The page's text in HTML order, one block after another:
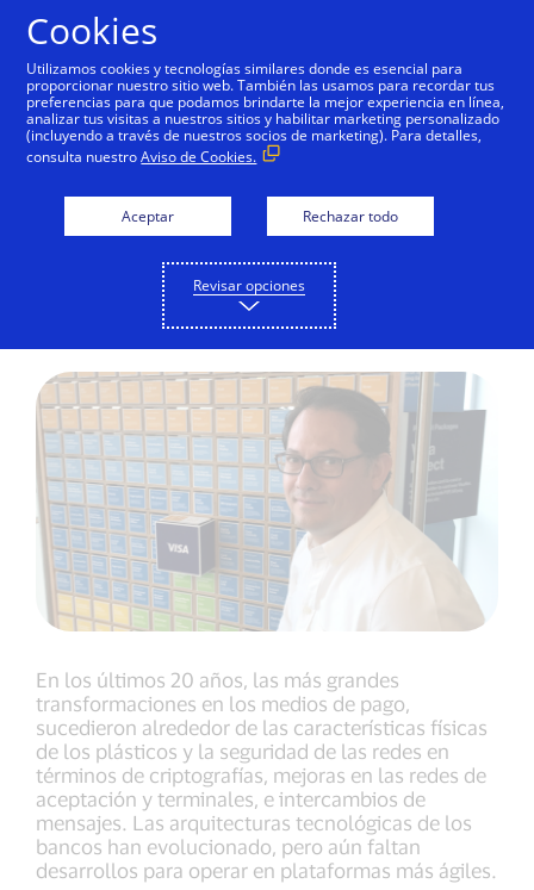
IMPACTO GLOBAL
¿Por qué la Banca y las
Fintech tienen un futuro
en común?
Rubén Salazar Genovez
En los últimos 20 años, las más grandes
transformaciones en los medios de pago,
sucedieron alrededor de las características físicas
de los plásticos y la seguridad de las redes en
términos de criptografías, mejoras en las redes de
aceptación y terminales, e intercambios de
mensajes. Las arquitecturas tecnológicas de los
bancos han evolucionado, pero aún faltan
desarrollos para operar en plataformas más ágiles.
Cookies
Utilizamos cookies y tecnologías similares donde es esencial para
proporcionar nuestro sitio web. También las usamos para recordar tus
preferencias para que podamos brindarte la mejor experiencia en línea,
analizar tus visitas a nuestros sitios y habilitar marketing personalizado
(incluyendo a través de nuestros socios de marketing). Para detalles,
consulta nuestroAviso de Cookies.
Aceptar Rechazar todo
Revisar opciones